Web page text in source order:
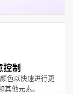
控制
色以快速进行更
他元素。